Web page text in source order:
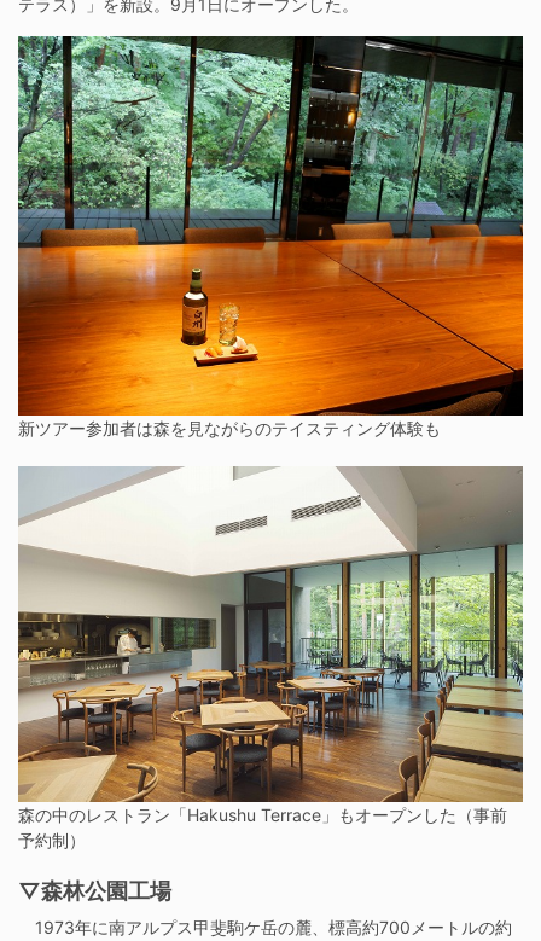
テラス）」を新設。9月1日にオープンした。
新ツアー参加者は森を見ながらのテイスティング体験も
森の中のレストラン「Hakushu Terrace」もオープンした（事前
予約制）
▽森林公園工場
1973年に南アルプス甲斐駒ケ岳の麓、標高約700メートルの約